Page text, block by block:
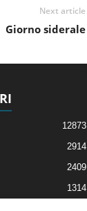
Next article
Giorno siderale
12873
2914
2409
1314